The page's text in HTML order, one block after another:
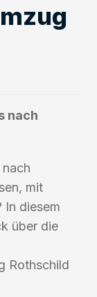
nach
mit
In diesem
über die
Rothschild